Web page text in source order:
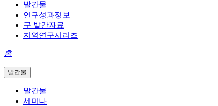
발간물
연구성과정보
구 발간자료
지역연구시리즈
홈
발간물
발간물
세미나